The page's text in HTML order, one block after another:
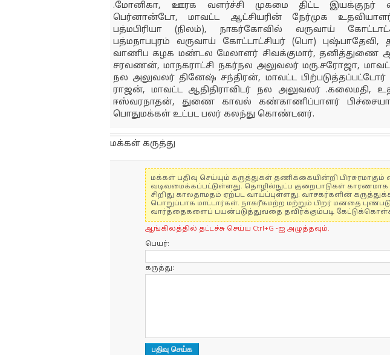
.மோனிகா, ஊரக வளர்ச்சி முகமை திட்ட
பெர்னான்டோ, மாவட்ட ஆட்சியரின் நேர்முக
பத்மபிரியா (நிலம்), நாகர்கோவில் வருவாய்
பத்மநாபபுரம் வருவாய் கோட்டாட்சியர் (பொ) புஷ்பாதேவி,
வாணிப கழக மண்டல மேலாளர் சிவக்குமார், தனித்துணை
சரவணன், மாநகராட்சி நகர்நல அலுவலர் மரு.சரோஜா,
நல அலுவலர் தினேஷ் சந்திரன், மாவட்ட
ராஜன், மாவட்ட ஆதிதிராவிடர் நல அலுவலர்
ஈஸ்வரநாதன், துணை காவல் கண்காணிப்பாளர்
பொதுமக்கள் உட்பட பலர் கலந்து கொண்டனர்.
மக்கள் கருத்து
மக்கள் பதிவு செய்யும் கருத்துகள் தணிக்கையின்றி
வடிவமைக்கப்பட்டுள்ளது. தொழில்நுட்ப குறைபாடுகள்
சிறிது காலதாமதம் ஏற்பட வாய்ப்புள்ளது. வாசகர்களின்
பொறுப்பாக மாட்டார்கள். நாகரீகமற்ற மற்றும் பிறர் மனதை
வார்த்தைகளைப் பயன்படுத்துவதை தவிர்க்கும்படி
ஆங்கிலத்தில் தட்டச்சு செய்ய Ctrl+G -ஐ அழுத்தவும்.
பெயர்:
கருத்து: